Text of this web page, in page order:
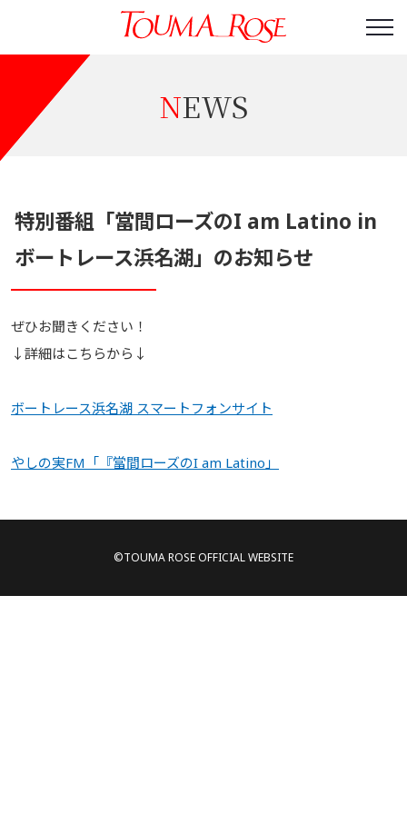
NEWS
特別番組「當間ローズのI am Latino in
ボートレース浜名湖」のお知らせ
ぜひお聞きください！
↓詳細はこちらから↓
ボートレース浜名湖 スマートフォンサイト
やしの実FM「『當間ローズのI am Latino」
©TOUMA ROSE OFFICIAL WEBSITE